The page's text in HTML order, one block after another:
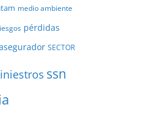
medio ambiente
pérdidas
SECTOR
ssn